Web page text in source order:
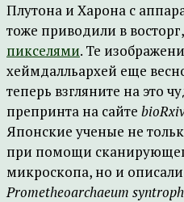
Плутона и Харона с
тоже приводили в
пикселями. Те
хеймдалльархей еще
теперь взгляните на это
препринта на сайте
Японские ученые не
при помощи
микроскопа, но и
Prometheoarchaeum